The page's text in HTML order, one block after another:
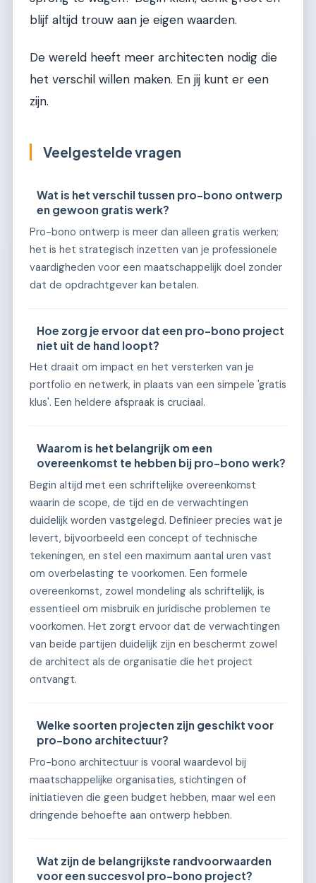
blijf altijd trouw aan je eigen waarden.
De wereld heeft meer architecten nodig die
het verschil willen maken. En jij kunt er een
zijn.
Veelgestelde vragen
Wat is het verschil tussen pro-bono ontwerp
en gewoon gratis werk?
Pro-bono ontwerp is meer dan alleen gratis werken;
het is het strategisch inzetten van je professionele
vaardigheden voor een maatschappelijk doel zonder
dat de opdrachtgever kan betalen.
Hoe zorg je ervoor dat een pro-bono project
niet uit de hand loopt?
Het draait om impact en het versterken van je
portfolio en netwerk, in plaats van een simpele 'gratis
klus'. Een heldere afspraak is cruciaal.
Waarom is het belangrijk om een
overeenkomst te hebben bij pro-bono werk?
Begin altijd met een schriftelijke overeenkomst
waarin de scope, de tijd en de verwachtingen
duidelijk worden vastgelegd. Definieer precies wat je
levert, bijvoorbeeld een concept of technische
tekeningen, en stel een maximum aantal uren vast
om overbelasting te voorkomen. Een formele
overeenkomst, zowel mondeling als schriftelijk, is
essentieel om misbruik en juridische problemen te
voorkomen. Het zorgt ervoor dat de verwachtingen
van beide partijen duidelijk zijn en beschermt zowel
de architect als de organisatie die het project
ontvangt.
Welke soorten projecten zijn geschikt voor
pro-bono architectuur?
Pro-bono architectuur is vooral waardevol bij
maatschappelijke organisaties, stichtingen of
initiatieven die geen budget hebben, maar wel een
dringende behoefte aan ontwerp hebben.
Wat zijn de belangrijkste randvoorwaarden
voor een succesvol pro-bono project?